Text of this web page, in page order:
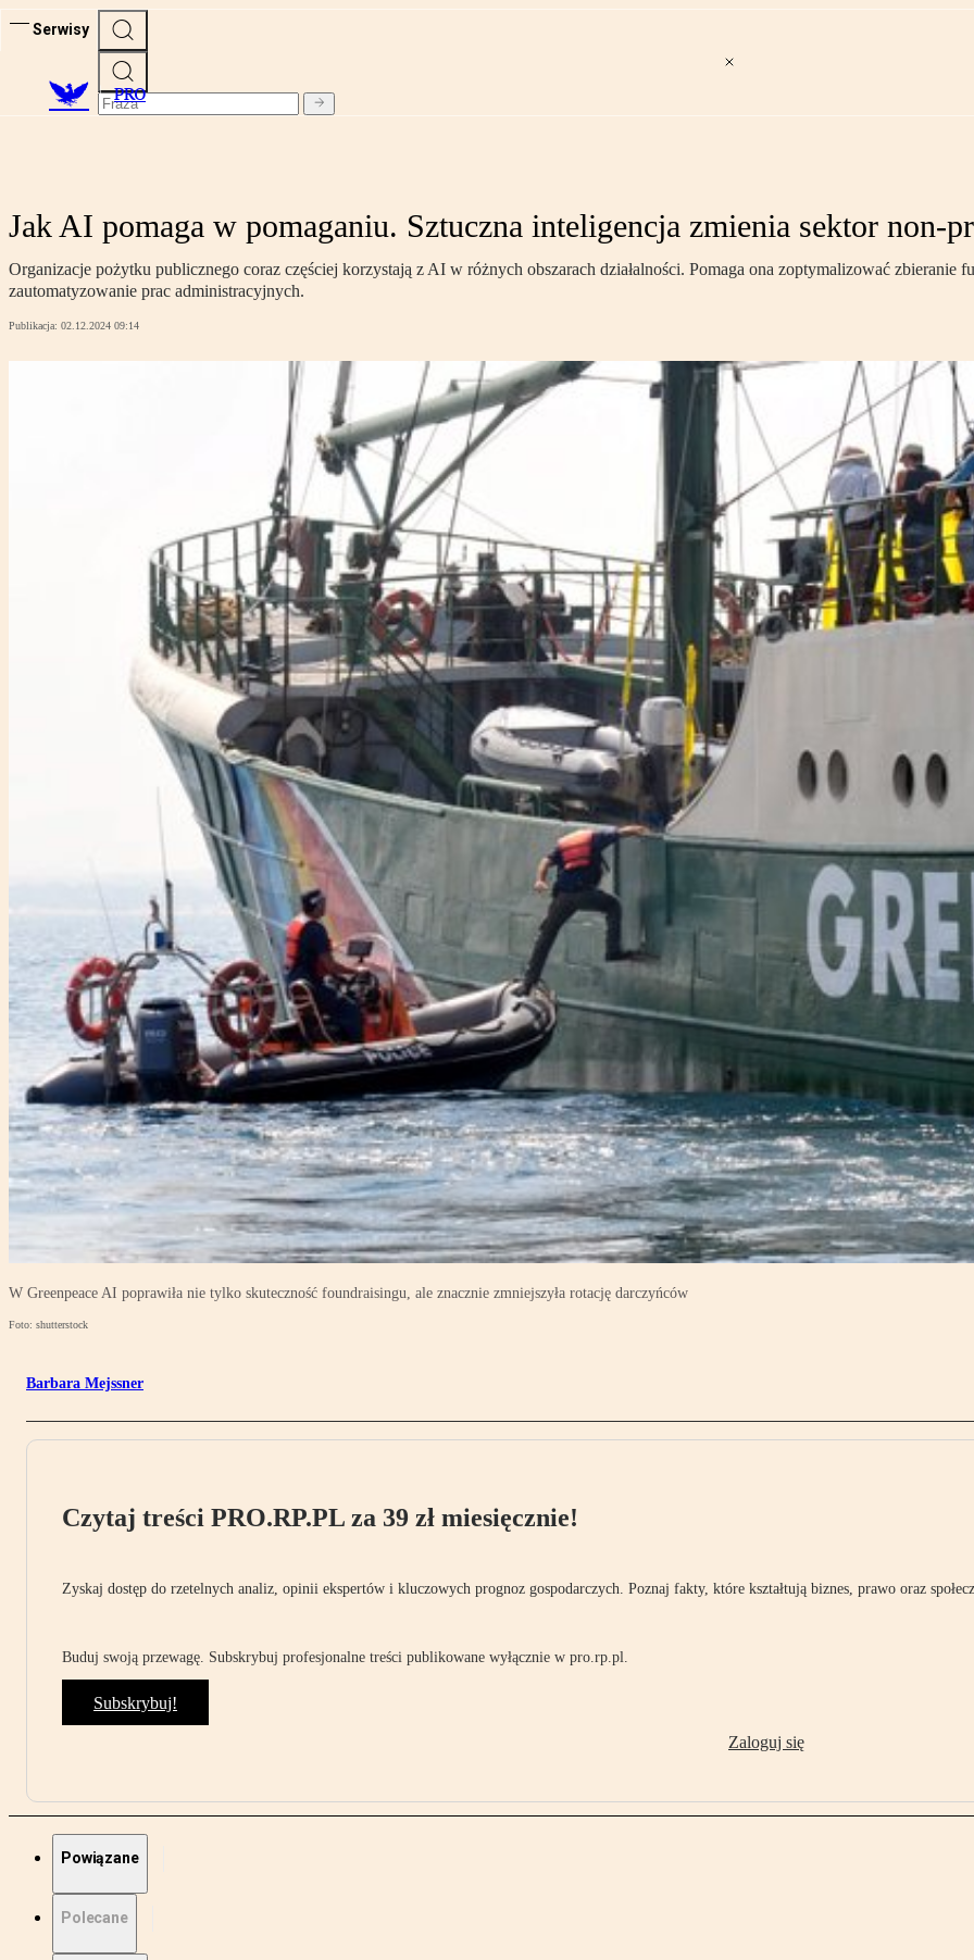
Serwisy
PRO
Jak AI pomaga w pomaganiu. Sztuczna inteligencja zmienia sektor non-
Organizacje pożytku publicznego coraz częściej korzystają z AI w różnych obszarach działalności. Pomaga ona zoptymalizować
zautomatyzowanie prac administracyjnych.
Publikacja: 02.12.2024 09:14
W Greenpeace AI poprawiła nie tylko skuteczność foundraisingu, ale znacznie zmniejszyła rotację darczyńców
Foto: shutterstock
Barbara Mejssner
Czytaj treści PRO.RP.PL za 39 zł miesięcznie!
Zyskaj dostęp do rzetelnych analiz, opinii ekspertów i kluczowych prognoz gospodarczych. Poznaj fakty, które kształtują biznes, prawo oraz
Buduj swoją przewagę. Subskrybuj profesjonalne treści publikowane wyłącznie w pro.rp.pl.
Subskrybuj!
Zaloguj się
Powiązane
Polecane